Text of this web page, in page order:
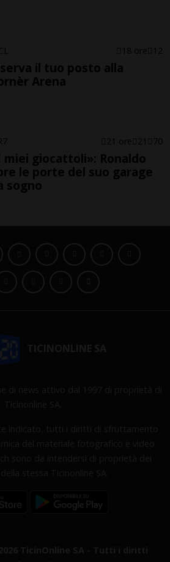
18 ore 12
il tuo posto alla
Arena
21 ore 21 70
miei giocattoli»: Ronaldo
le porte del suo garage
sogno